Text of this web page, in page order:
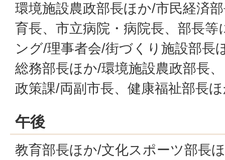
環境施設農政部長ほか/市民経済
育長、市立病院・病院長、部長
ング/理事者会/街づくり施設部長
総務部長ほか/環境施設農政部長
政策課/両副市長、健康福祉部長
午後
教育部長ほか/文化スポーツ部長